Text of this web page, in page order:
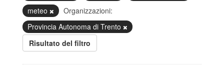
meteo
Organizzazioni:
Provincia Autonoma di Trento
Risultato del filtro